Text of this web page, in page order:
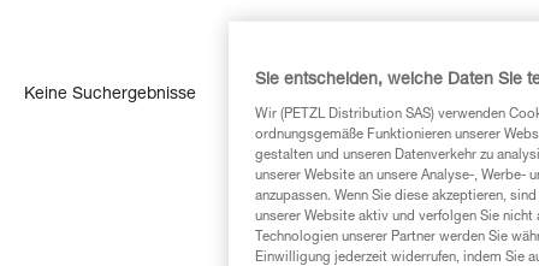
Keine Suchergebnisse
Sie entscheiden, welche Daten Sie
Wir (PETZL Distribution SAS) verwenden
ordnungsgemäße Funktionieren unserer
gestalten und unseren Datenverkehr zu
unserer Website an unsere Analyse-, Werbe-
anzupassen. Wenn Sie diese akzeptieren,
unserer Website aktiv und verfolgen Sie
Technologien unserer Partner werden Sie
Einwilligung jederzeit widerrufen, indem Sie